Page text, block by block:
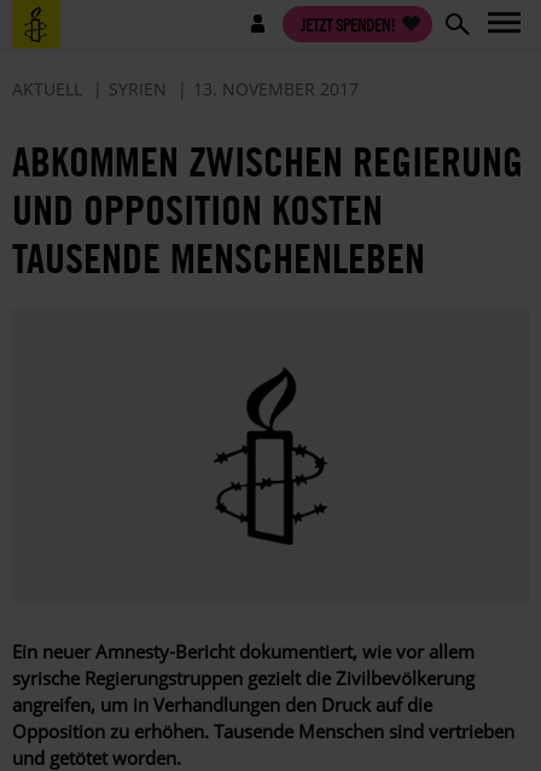
Direkt
zum
Benutzermenü JETZT SPENDEN!
AKTUELL SYRIEN 13. NOVEMBER 2017
ABKOMMEN ZWISCHEN REGIERUNG
UND OPPOSITION KOSTEN
TAUSENDE MENSCHENLEBEN
Ein neuer Amnesty-Bericht dokumentiert, wie vor allem
syrische Regierungstruppen gezielt die Zivilbevölkerung
angreifen, um in Verhandlungen den Druck auf die
Opposition zu erhöhen. Tausende Menschen sind vertrieben
und getötet worden.